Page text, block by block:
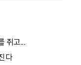
쥐고...
다